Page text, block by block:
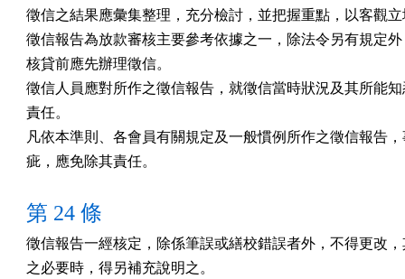
徵信之結果應彙集整理，充分檢討，並把握重點，以客觀
徵信報告為放款審核主要參考依據之一，除法令另有規定
核貸前應先辦理徵信。
徵信人員應對所作之徵信報告，就徵信當時狀況及其所能
責任。
凡依本準則、各會員有關規定及一般慣例所作之徵信報告
疵，應免除其責任。
第 24 條
徵信報告一經核定，除係筆誤或繕校錯誤者外，不得更改
之必要時，得另補充說明之。